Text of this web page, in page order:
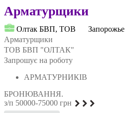
Арматурщики
Олтак БВП, ТОВ Запорожье
Арматурщики
ТОВ БВП "ОЛТАК"
Запрошує на роботу
АРМАТУРНИКІВ
БРОНЮВАННЯ.
з/п 50000-75000 грн